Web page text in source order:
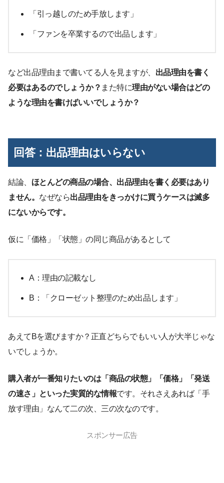
「引っ越しのため手放します」
「ファンを卒業するので出品します」
など出品理由まで書いてる人を見ますが、 出品理由を書く
必要はあるのでしょうか？ また特に理由がない場合はどの
ような理由を書けばいいでしょうか？
回答：出品理由はいらない
結論、 ほとんどの商品の場合、出品理由を書く必要はあり
ません。 なぜなら出品理由をきっかけに買うケースは滅多
にないからです。
仮に「価格」「状態」の同じ商品があるとして
A：理由の記載なし
B：「クローゼット整理のため出品します」
あえてBを選びますか？正直どちらでもいい人が大半じゃな
いでしょうか。
購入者が一番知りたいのは「商品の状態」「価格」「発送
の速さ」といった実質的な情報です。それさえあれば「手
放す理由」なんて二の次、三の次なのです。
スポンサー広告